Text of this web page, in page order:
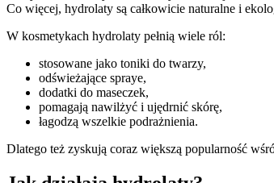
Co więcej, hydrolaty są całkowicie naturalne i
W kosmetykach hydrolaty pełnią wiele ról:
stosowane jako toniki do twarzy,
odświeżające spraye,
dodatki do maseczek,
pomagają nawilżyć i ujędrnić skórę,
łagodzą wszelkie podrażnienia.
Dlatego też zyskują coraz większą popularność